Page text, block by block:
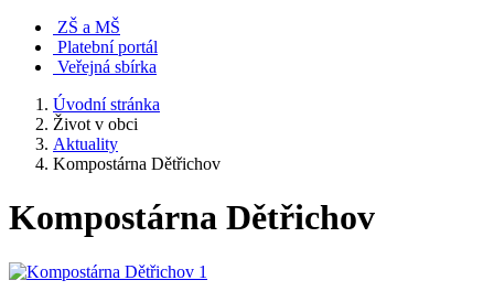
ZŠ a MŠ
Platební portál
Veřejná sbírka
Úvodní stránka
Život v obci
Aktuality
Kompostárna Dětřichov
Kompostárna Dětřichov